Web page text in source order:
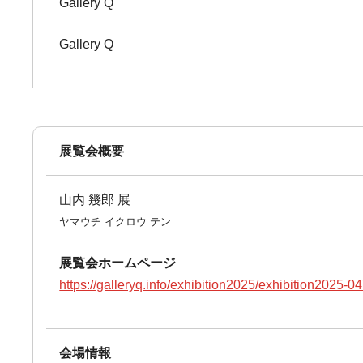
Gallery Q
Gallery Q
展覧会概要
山内 幾郎 展
ヤマウチ イクロウ テン
展覧会ホームページ
https://galleryq.info/exhibition2025/exhibition2025-
会場情報